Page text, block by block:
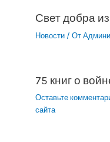
Свет добра
Новости / От
75 книг о
Оставьте
сайта